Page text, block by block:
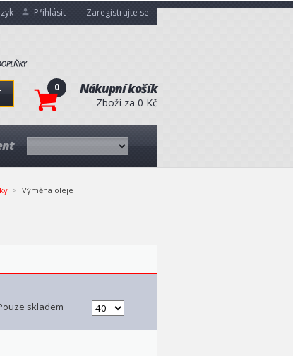
Přihlásit Zaregistrujte se
0 Nákupní košík
Zboží za 0 Kč
Výměna oleje
skladem